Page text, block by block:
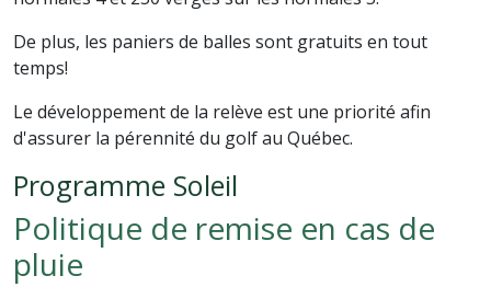
De plus, les paniers de balles sont gratuits en tout
temps!
Le développement de la relève est une priorité afin
d'assurer la pérennité du golf au Québec.
Programme Soleil
Politique de remise en cas de
pluie